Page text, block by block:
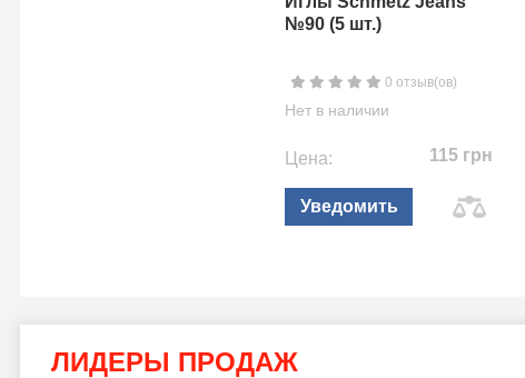
№90 (5 шт.)
0 отзыв(ов)
Нет в наличии
Цена: 115 грн
Уведомить
ЛИДЕРЫ ПРОДАЖ